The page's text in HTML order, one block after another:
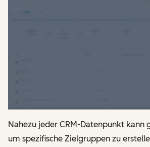
Nahezu jeder CRM-Datenpunkt kann
um spezifische Zielgruppen zu